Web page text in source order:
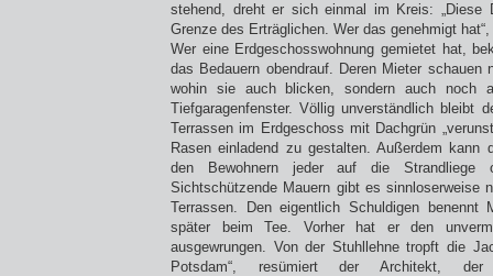
stehend, dreht er sich einmal im Kreis: „Diese
Grenze des Erträglichen. Wer das genehmigt
Wer eine Erdgeschosswohnung gemietet hat,
das Bedauern obendrauf. Deren Mieter schauen
wohin sie auch blicken, sondern auch noch
Tiefgaragenfenster. Völlig unverständlich bleibt
Terrassen im Erdgeschoss mit Dachgrün
Rasen einladend zu gestalten. Außerdem kann
den Bewohnern jeder auf die Strandliege
Sichtschützende Mauern gibt es sinnloserweise
Terrassen. Den eigentlich Schuldigen benennt
später beim Tee. Vorher hat er den
ausgewrungen. Von der Stuhllehne tropft die
Potsdam“, resümiert der Architekt,